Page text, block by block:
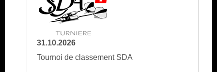
31.10.2026
Tournoi de classement SDA